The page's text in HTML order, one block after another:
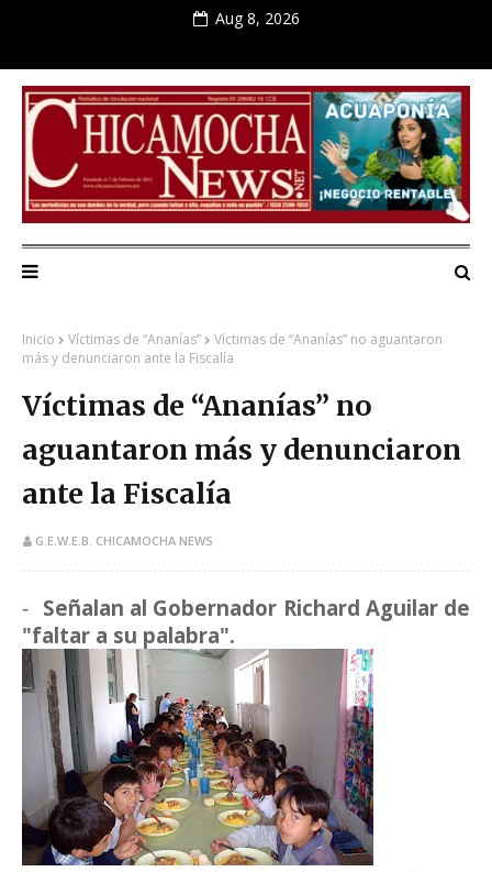
Aug 8, 2026
Inicio Víctimas de “Ananías”
Víctimas de “Ananías” no aguantaron
más y denunciaron ante la Fiscalía
Víctimas de “Ananías” no
aguantaron más y denunciaron
ante la Fiscalía
G.E.W.E.B. CHICAMOCHA NEWS
-
Señalan al Gobernador Richard Aguilar de
"faltar a su palabra".